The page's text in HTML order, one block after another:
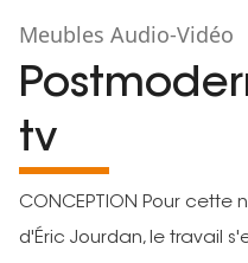
Meubles Audio-Vidéo
tv
CONCEPTION Pour
d'Éric Jourdan, le travail